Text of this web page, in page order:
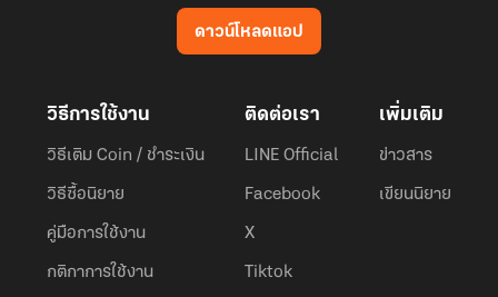
ดาวน์โหลดแอป
วิธีการใช้งาน
วิธีเติม Coin / ชำระเงิน
วิธีซื้อนิยาย
คู่มือการใช้งาน
กติกาการใช้งาน
ติดต่อเรา
LINE Official
Facebook
X
Tiktok
เพิ่มเติม
ข่าวสาร
เขียนนิยาย